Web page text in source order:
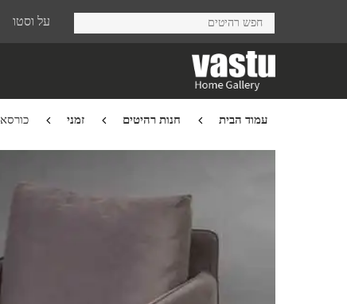
על וסטו
עמוד הבית חנות רהיטים זמני כורסא Shefield